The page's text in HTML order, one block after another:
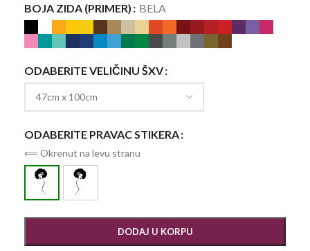
BOJA ZIDA (PRIMER) BELA
ODABERITE VELIČINU ŠXV
ODABERITE PRAVAC STIKERA
⟸ Okrenut na levu stranu
DODAJ U KORPU